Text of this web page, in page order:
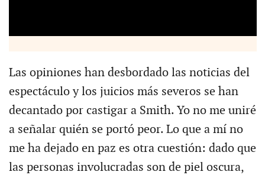
Las opiniones han desbordado las noticias del
espectáculo y los juicios más severos se han
decantado por castigar a Smith. Yo no me uniré
a señalar quién se portó peor. Lo que a mí no
me ha dejado en paz es otra cuestión: dado que
las personas involucradas son de piel oscura,